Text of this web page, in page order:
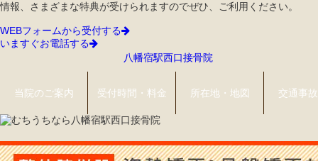
情報、さまざまな特典が受けられますのでぜひ、ご利用ください。
WEBフォームから受付する
いますぐお電話する
八幡宿駅西口接骨院
当院のご案内 受付時間・料金 所在地・地図 交通事